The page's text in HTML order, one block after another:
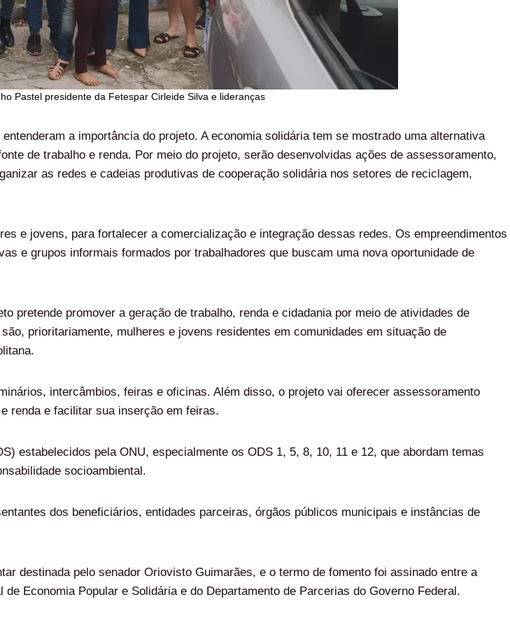
Pastel presidente da Fetespar Cirleide Silva e lideranças
a importância do projeto. A economia solidária tem se mostrado uma alternativa
de trabalho e renda. Por meio do projeto, serão desenvolvidas ações de assessoramento,
as redes e cadeias produtivas de cooperação solidária nos setores de reciclagem,
e jovens, para fortalecer a comercialização e integração dessas redes. Os empreendimentos
e grupos informais formados por trabalhadores que buscam uma nova oportunidade de
pretende promover a geração de trabalho, renda e cidadania por meio de atividades de
prioritariamente, mulheres e jovens residentes em comunidades em situação de
intercâmbios, feiras e oficinas. Além disso, o projeto vai oferecer assessoramento
renda e facilitar sua inserção em feiras.
estabelecidos pela ONU, especialmente os ODS 1, 5, 8, 10, 11 e 12, que abordam temas
socioambiental.
dos beneficiários, entidades parceiras, órgãos públicos municipais e instâncias de
destinada pelo senador Oriovisto Guimarães, e o termo de fomento foi assinado entre a
Economia Popular e Solidária e do Departamento de Parcerias do Governo Federal.